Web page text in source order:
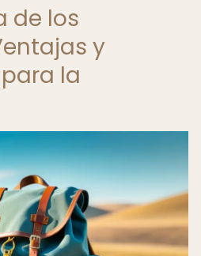
de los
y
la